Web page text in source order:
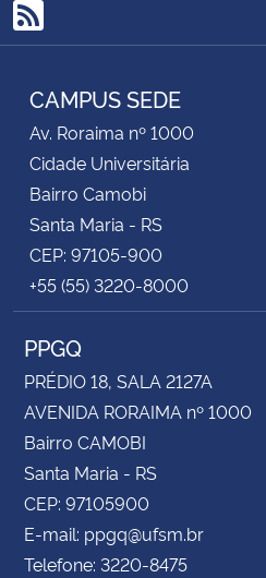
Controladoria-Geral da União
Secretaria-Geral
Secretaria de Governo
Gabinete de Segurança Institucional
Advocacia-Geral da União
Banco Central do Brasil
RSS
CAMPUS SEDE
Av. Roraima nº 1000
Cidade Universitária
Bairro Camobi
Santa Maria - RS
CEP: 97105-900
+55 (55) 3220-8000
PPGQ
PRÉDIO 18, SALA 2127A
AVENIDA RORAIMA nº 1000
Bairro CAMOBI
Santa Maria - RS
CEP: 97105900
E-mail: ppgq@ufsm.br
Telefone: 3220-8475